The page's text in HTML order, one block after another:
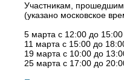
Участникам, прошедшим
(указано московское
5 марта с 12:00 до 15:00
11 марта с 15:00 до
19 марта с 10:00 до
25 марта с 17:00 до